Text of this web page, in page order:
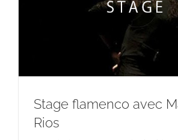
Stage flamenco avec
Rios